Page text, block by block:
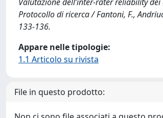
Protocollo di ricerca / Fantoni, F.,
133-136.
Appare nelle tipologie:
1.1 Articolo su rivista
File in questo prodotto: